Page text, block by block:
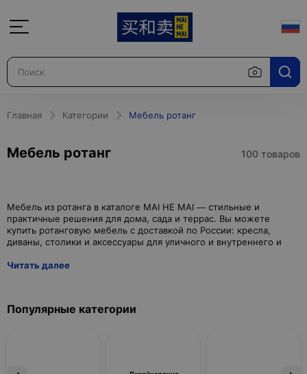
Главная Категории Мебель ротанг
Мебель ротанг 100 товаров
Мебель из ротанга в каталоге MAI HE MAI — стильные и
практичные решения для дома, сада и террас. Вы можете
купить ротанговую мебель с доставкой по России: кресла,
Читать далее
Популярные категории